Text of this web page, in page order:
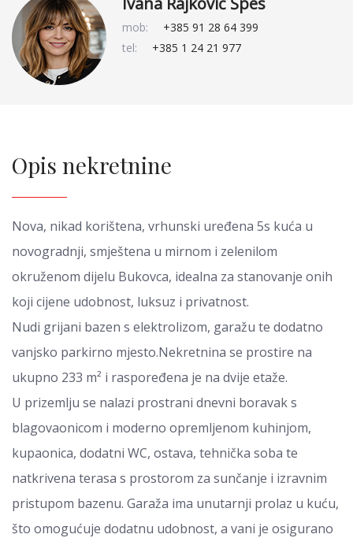
mob:
+385 91 28 64 399
tel:
+385 1 24 21 977
Opis nekretnine
Nova, nikad korištena, vrhunski uređena 5s kuća u
novogradnji, smještena u mirnom i zelenilom
okruženom dijelu Bukovca, idealna za stanovanje onih
koji cijene udobnost, luksuz i privatnost.
Nudi grijani bazen s elektrolizom, garažu te dodatno
vanjsko parkirno mjesto.Nekretnina se prostire na
ukupno 233 m² i raspoređena je na dvije etaže.
U prizemlju se nalazi prostrani dnevni boravak s
blagovaonicom i moderno opremljenom kuhinjom,
kupaonica, dodatni WC, ostava, tehnička soba te
natkrivena terasa s prostorom za sunčanje i izravnim
pristupom bazenu. Garaža ima unutarnji prolaz u kuću,
što omogućuje dodatnu udobnost, a vani je osigurano